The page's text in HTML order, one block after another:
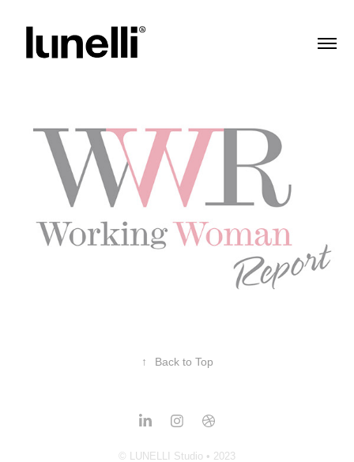
↑ Back to Top
© LUNELLI Studio • 2023